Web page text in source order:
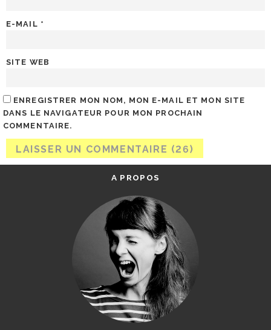
E-MAIL *
SITE WEB
ENREGISTRER MON NOM, MON E-MAIL ET MON SITE
DANS LE NAVIGATEUR POUR MON PROCHAIN
COMMENTAIRE.
A PROPOS